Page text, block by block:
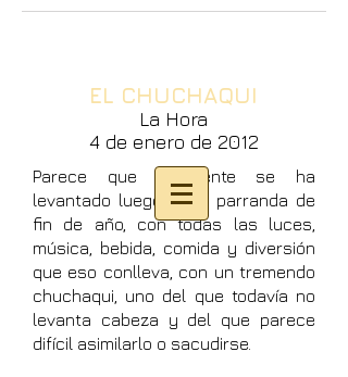
EL CHUCHAQUI
La Hora
4 de enero de 2012
Parece que la gente se ha
levantado luego de la parranda de
fin de año, con todas las luces,
música, bebida, comida y diversión
que eso conlleva, con un tremendo
chuchaqui, uno del que todavía no
levanta cabeza y del que parece
difícil asimilarlo o sacudirse.